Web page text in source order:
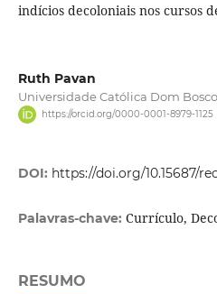
indícios decoloniais nos cursos
Ruth Pavan
Universidade Católica Dom
https://orcid.org/0000-0001-8979-1125
DOI: https://doi.org/10.15687/
Palavras-chave: Currículo,
RESUMO